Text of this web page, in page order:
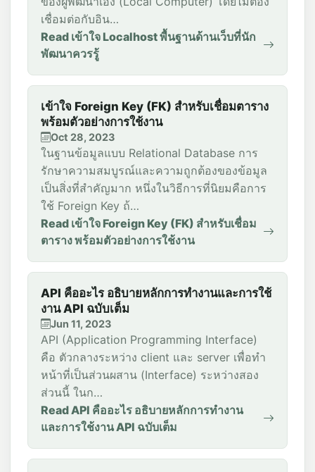
เชื่อมต่อกับอิน…
Read เข้าใจ Localhost พื้นฐานด้านเว็บที่นัก
พัฒนาควรรู้
เข้าใจ Foreign Key (FK) สำหรับเชื่อมตาราง
พร้อมตัวอย่างการใช้งาน
Oct 28, 2023
ในฐานข้อมูลแบบ Relational Database การ
รักษาความสมบูรณ์และความถูกต้องของข้อมูล
เป็นสิ่งที่สำคัญมาก หนึ่งในวิธีการที่นิยมคือการ
ใช้ Foreign Key ถ้…
Read เข้าใจ Foreign Key (FK) สำหรับเชื่อม
ตาราง พร้อมตัวอย่างการใช้งาน
API คืออะไร อธิบายหลักการทำงานและการใช้
งาน API ฉบับเต็ม
Jun 11, 2023
API (Application Programming Interface)
คือ ตัวกลางระหว่าง client และ server เพื่อทำ
หน้าที่เป็นส่วนผสาน (Interface) ระหว่างสอง
ส่วนนี้ ในก…
Read API คืออะไร อธิบายหลักการทำงาน
และการใช้งาน API ฉบับเต็ม